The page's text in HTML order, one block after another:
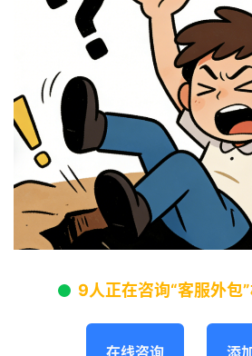
9人正在咨询“客服外包